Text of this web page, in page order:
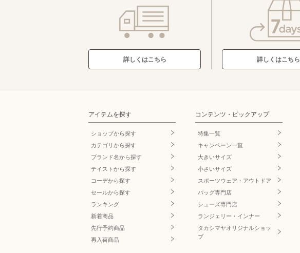
詳しくはこちら 詳しくはこちら
アイテムを探す
ショップから探す
カテゴリから探す
ブランド名から探す
テイストから探す
コーデから探す
セールから探す
ランキング
新着商品
先行予約商品
再入荷商品
コンテンツ・ピックアップ
特集一覧
キャンペーン一覧
大きいサイズ
小さいサイズ
スポーツウェア・アウトドア
バッグ専門店
シューズ専門店
ランジェリー・インナー
タカシマヤオリジナルショッ
プ